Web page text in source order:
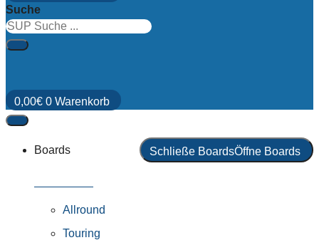
Suche
0,00€ 0 Warenkorb
Boards Schließe BoardsÖffne Boards
Allround
Touring